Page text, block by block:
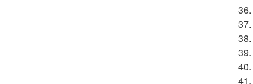
36.
37.
38.
39.
40.
41.